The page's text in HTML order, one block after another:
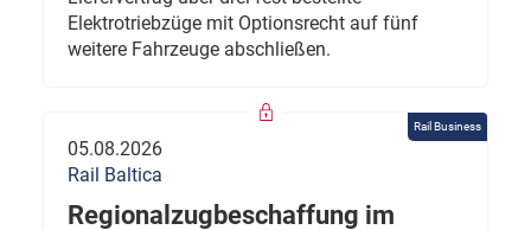
Elektrotriebzüge mit Optionsrecht auf fünf
weitere Fahrzeuge abschließen.
Rail Business
05.08.2026
Rail Baltica
Regionalzugbeschaffung im